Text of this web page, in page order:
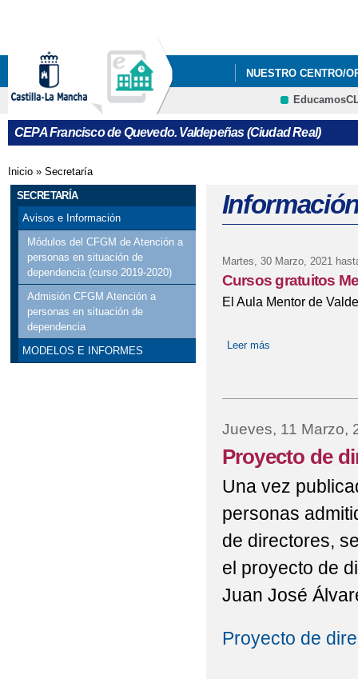
NUESTRO CENTRO/
QUÉ HACEMOS
CEPA Francisco de Quevedo. Valdepeñas (Ciudad Real)
Se encuentra usted aquí
Inicio » Secretaría
SECRETARÍA
Avisos e Información
Módulos del CFGM de Atención a
personas en situación de
dependencia (curso 2019-2020)
Admisión CFGM Atención a
personas en situación de
dependencia
MODELOS E INFORMES
Martes, 30 Marzo, 2021
Cursos gratuitos
El Aula Mentor de
Leer más
Jueves, 11 Marzo,
Proyecto de
Una vez
personas
de directores,
el proyecto de
Juan José
Proyecto de